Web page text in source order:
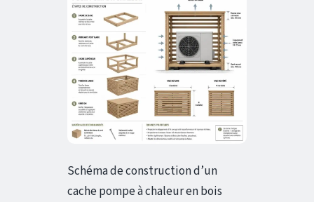
Schéma de construction d’un
cache pompe à chaleur en bois